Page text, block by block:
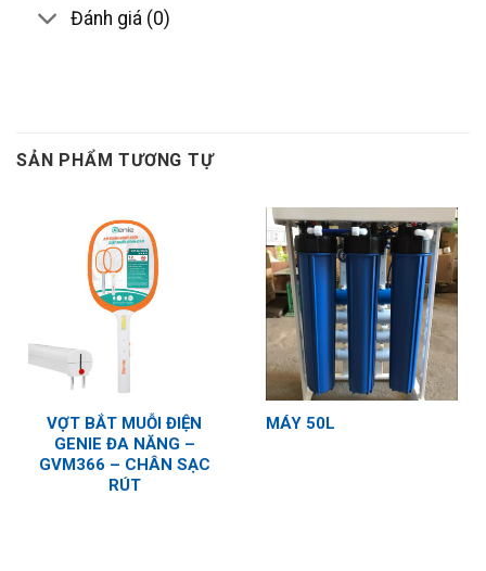
Đánh giá (0)
SẢN PHẨM TƯƠNG TỰ
VỢT BẮT MUỖI ĐIỆN
GENIE ĐA NĂNG –
GVM366 – CHÂN SẠC
RÚT
MÁY 50L